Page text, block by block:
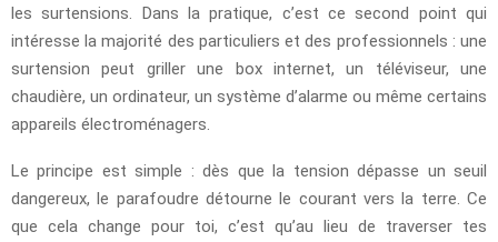
les surtensions. Dans la pratique, c’est ce second point qui
intéresse la majorité des particuliers et des professionnels : une
surtension peut griller une box internet, un téléviseur, une
chaudière, un ordinateur, un système d’alarme ou même certains
appareils électroménagers.
Le principe est simple : dès que la tension dépasse un seuil
dangereux, le parafoudre détourne le courant vers la terre. Ce
que cela change pour toi, c’est qu’au lieu de traverser tes